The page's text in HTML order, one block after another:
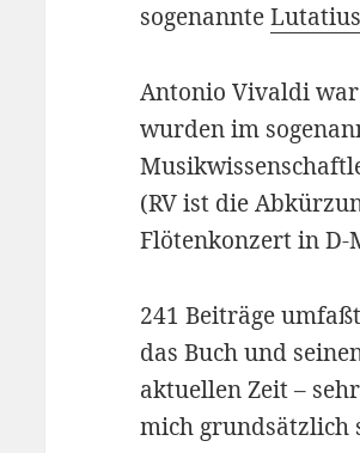
sogenannte
Antonio Vivaldi
wurden im
(RV ist die
Flötenkonzert in D-
241 Beiträge
das Buch und
aktuellen Zeit –
mich grundsätzlich